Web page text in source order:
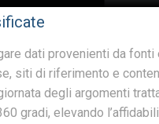
dati provenienti da fonti
siti di riferimento e
degli argomenti
gradi, elevando